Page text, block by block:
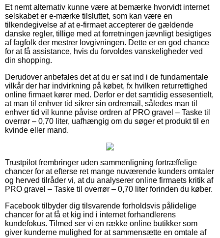
Et nemt alternativ kunne være at bemærke hvorvidt internet
selskabet er e-mærke tilsluttet, som kan være en
tilkendegivelse af at e-firmaet accepterer de gældende
danske regler, tillige med at forretningen jævnligt besigtiges
af fagfolk der mestrer lovgivningen. Dette er en god chance
for at få assistance, hvis du forvoldes vanskeligheder ved
din shopping.
Derudover anbefales det at du er sat ind i de fundamentale
vilkår der har indvirkning på købet, fx hvilken returrettighed
online firmaet kører med. Derfor er det samtidig essesentielt,
at man til enhver tid sikrer sin ordremail, således man til
enhver tid vil kunne påvise ordren af PRO gravel – Taske til
overrør – 0,70 liter, uafhængig om du søger et produkt til en
kvinde eller mand.
Trustpilot frembringer uden sammenligning fortræffelige
chancer for at efterse ret mange nuværende kunders omtaler
og herved tilråder vi, at du analyserer online firmaets kritik af
PRO gravel – Taske til overrør – 0,70 liter forinden du køber.
Facebook tilbyder dig tilsvarende forholdsvis pålidelige
chancer for at få et kig ind i internet forhandlerens
kundefokus. Tilmed ser vi en række online butikker som
giver kunderne mulighed for at sammensætte en omtale af